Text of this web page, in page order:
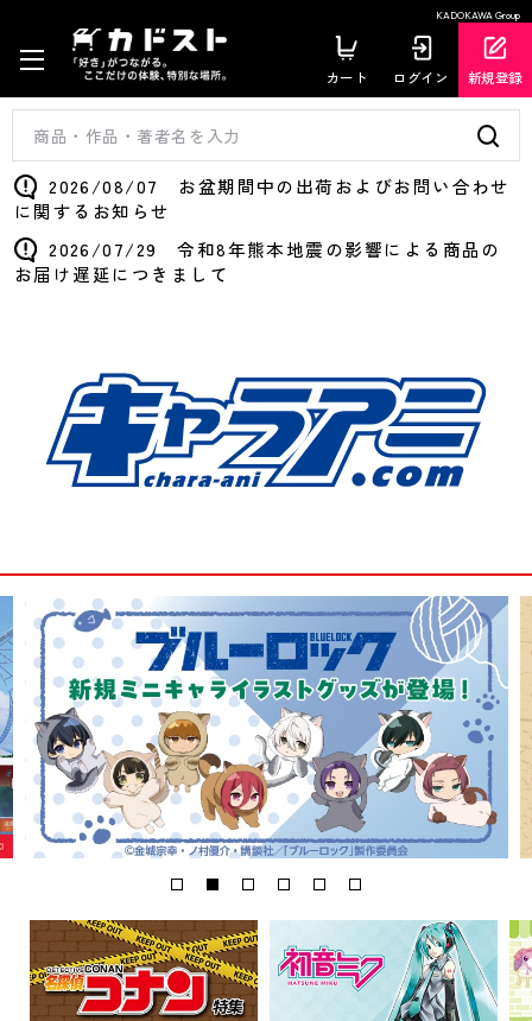
KADOKAWA Group
カート ログイン 新規登録
2026/08/07 お盆期間中の出荷およびお問い合わせ
に関するお知らせ
2026/07/29 令和8年熊本地震の影響による商品の
お届け遅延につきまして